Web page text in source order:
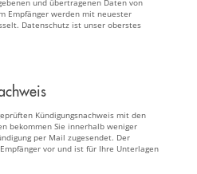
Empfänger werden mit neuester
Datenschutz ist unser oberstes
Kündigungsnachweis mit den
bekommen Sie innerhalb weniger
per Mail zugesendet. Der
vor und ist für Ihre Unterlagen